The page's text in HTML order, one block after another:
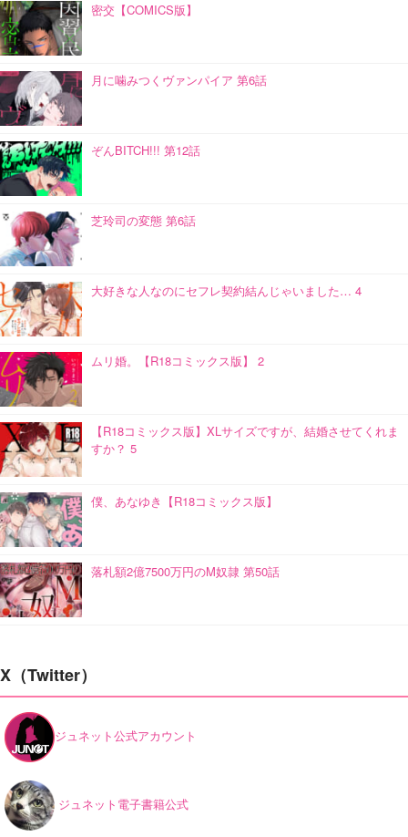
密交【COMICS版】
月に噛みつくヴァンパイア 第6話
ぞんBITCH!!! 第12話
芝玲司の変態 第6話
大好きな人なのにセフレ契約結んじゃいました… 4
ムリ婚。【R18コミックス版】 2
【R18コミックス版】XLサイズですが、結婚させてくれま
すか？ 5
僕、あなゆき【R18コミックス版】
落札額2億7500万円のM奴隷 第50話
X（Twitter）
ジュネット公式アカウント
ジュネット電子書籍公式